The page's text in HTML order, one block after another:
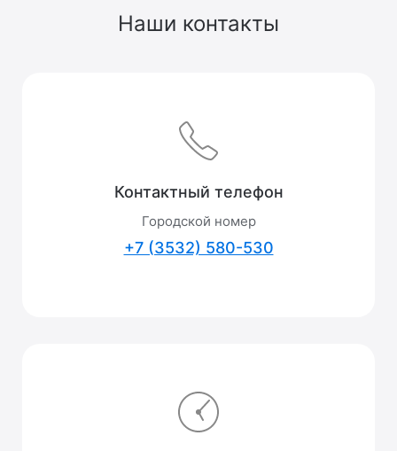
Наши контакты
Контактный телефон
Городской номер
+7 (3532) 580-530